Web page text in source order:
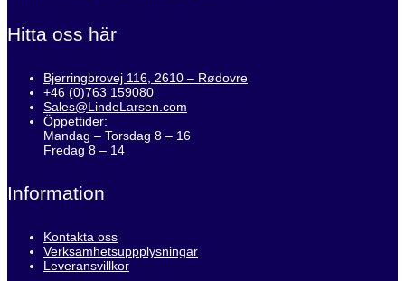
Hitta oss här
Bjerringbrovej 116, 2610 – Rødovre
+46 (0)763 159080
Sales@LindeLarsen.com
Öppettider:
Mandag – Torsdag 8 – 16
Fredag 8 – 14
Information
Kontakta oss
Verksamhetsuppplysningar
Leveransvillkor